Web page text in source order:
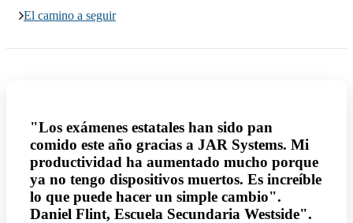
El camino a seguir
"Los exámenes estatales han sido pan
comido este año gracias a JAR Systems. Mi
productividad ha aumentado mucho porque
ya no tengo dispositivos muertos. Es increíble
lo que puede hacer un simple cambio".
Daniel Flint, Escuela Secundaria Westside".